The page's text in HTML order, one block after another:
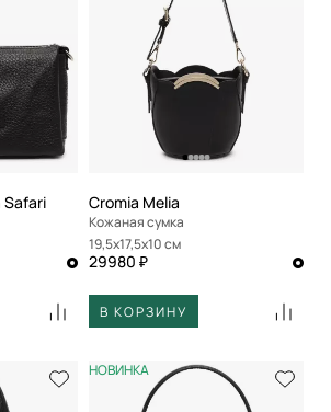
Safari Cromia Melia
Кожаная сумка
19,5x17,5x10 см
29980 ₽
В КОРЗИНУ
НОВИНКА